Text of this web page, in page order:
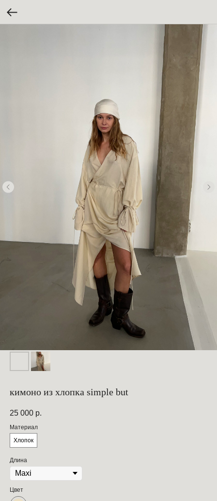
кимоно из хлопка simple but
25 000 р.
Материал
Хлопок
Длина
Цвет